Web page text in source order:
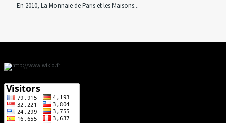
En 2010, La Monnaie de Paris et les Maisons...